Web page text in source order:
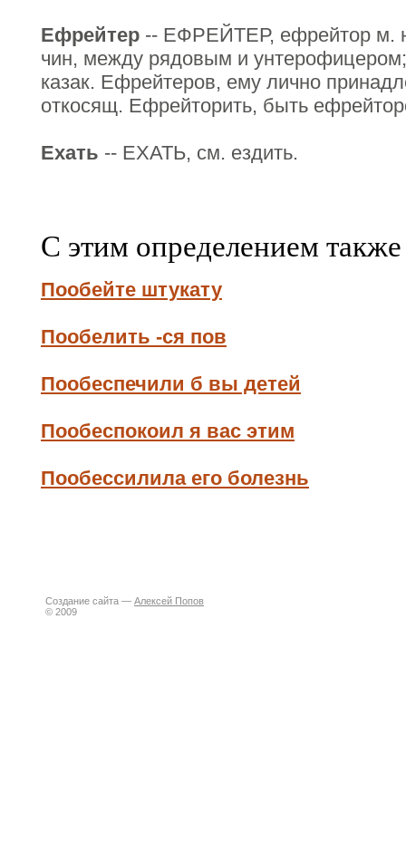
Ефрейтер -- ЕФРЕЙТЕР, ефрейтор м.
чин, между рядовым и унтерофицером;
казак. Ефрейтеров, ему лично
откосящ. Ефрейторить, быть
Ехать -- ЕХАТЬ, см. ездить.
С этим определением
Пообейте штукату
Пообелить -ся пов
Пообеспечили б вы детей
Пообеспокоил я вас этим
Пообессилила его болезнь
Создание сайта — Алексей Попов
© 2009